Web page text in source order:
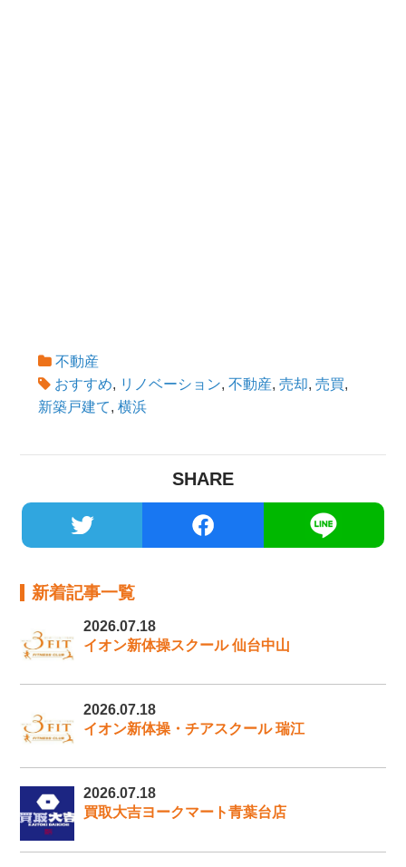
不動産
おすすめ, リノベーション,不動産,売却,売買,
新築戸建て,横浜
SHARE
新着記事一覧
2026.07.18
イオン新体操スクール 仙台中山
2026.07.18
イオン新体操・チアスクール 瑞江
2026.07.18
買取大吉ヨークマート青葉台店